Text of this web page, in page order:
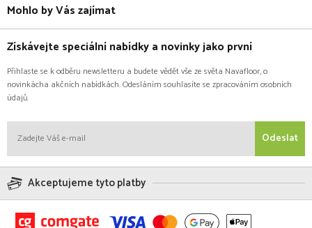
Mohlo by Vás zajímat
Získávejte speciální nabídky a novinky jako první
Přihlaste se k odběru newsletteru a budete vědět vše ze světa Navafloor, o
novinkácha akčních nabídkách. Odesláním souhlasíte se zpracováním osobních
údajů.
Odeslat
Akceptujeme tyto platby